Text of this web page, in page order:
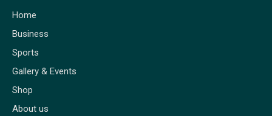
Home
Business
Sports
Gallery & Events
Shop
About us